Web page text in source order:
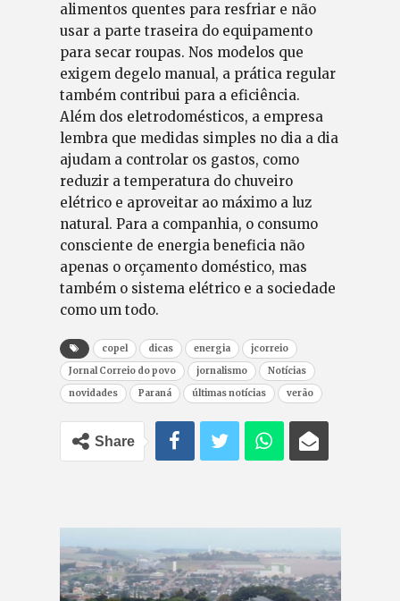
alimentos quentes para resfriar e não
usar a parte traseira do equipamento
para secar roupas. Nos modelos que
exigem degelo manual, a prática regular
também contribui para a eficiência.
Além dos eletrodomésticos, a empresa
lembra que medidas simples no dia a dia
ajudam a controlar os gastos, como
reduzir a temperatura do chuveiro
elétrico e aproveitar ao máximo a luz
natural. Para a companhia, o consumo
consciente de energia beneficia não
apenas o orçamento doméstico, mas
também o sistema elétrico e a sociedade
como um todo.
copel dicas energia
jcorreio
Jornal Correio do povo
jornalismo
Notícias
novidades
Paraná últimas notícias verão
Share